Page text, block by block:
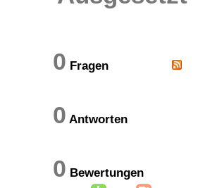
0 Fragen
0 Antworten
0 Bewertungen